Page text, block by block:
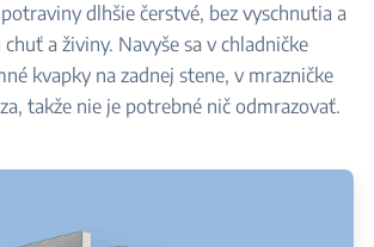
dlhšie čerstvé, bez vyschnutia a
a živiny. Navyše sa v chladničke
kvapky na zadnej stene, v mrazničke
takže nie je potrebné nič odmrazovať.